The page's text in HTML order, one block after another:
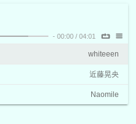
- 00:00 / 04:01
whiteeen
近藤晃央
Naomile